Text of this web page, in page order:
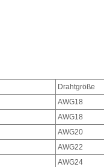
Drahtgröße
AWG18
AWG18
AWG20
AWG22
AWG24